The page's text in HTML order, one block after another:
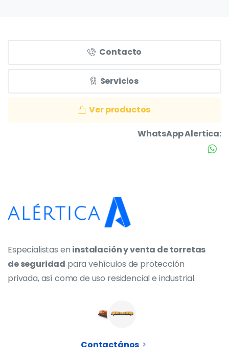
Contacto
Servicios
Ver productos
WhatsApp Alertica:
Especialistas en instalación y venta de torretas
de seguridad para vehículos de protección
privada, así como de uso residencial e industrial.
Contactános